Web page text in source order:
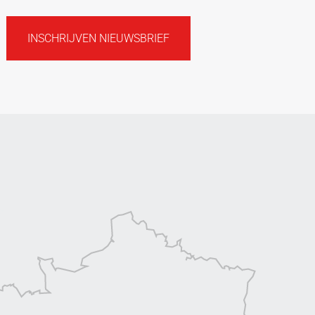
INSCHRIJVEN NIEUWSBRIEF